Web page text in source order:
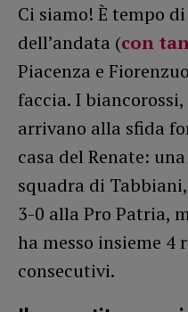
Ci siamo! È tempo
dell’andata (con
Piacenza e
faccia. I
arrivano alla sfida
casa del Renate:
squadra di
3-0 alla Pro Patria,
ha messo insieme
consecutivi.